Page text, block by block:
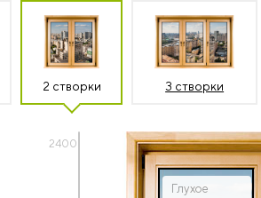
2 створки 3 створки
2400
Глухое